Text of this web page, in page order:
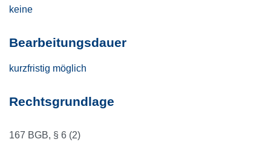
keine
Bearbeitungsdauer
kurzfristig möglich
Rechtsgrundlage
167 BGB, § 6 (2)